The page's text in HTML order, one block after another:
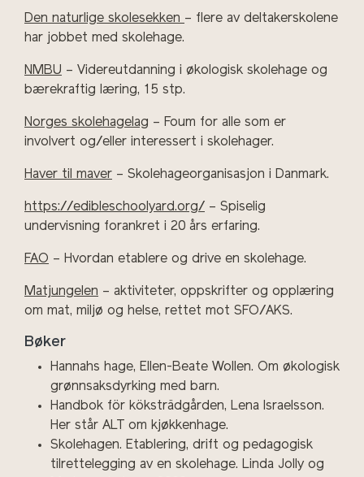
Den naturlige skolesekken – flere av deltakerskolene
har jobbet med skolehage.
NMBU – Videreutdanning i økologisk skolehage og
bærekraftig læring, 15 stp.
Norges skolehagelag – Foum for alle som er
involvert og/eller interessert i skolehager.
Haver til maver – Skolehageorganisasjon i Danmark.
https://edibleschoolyard.org/ – Spiselig
undervisning forankret i 20 års erfaring.
FAO – Hvordan etablere og drive en skolehage.
Matjungelen – aktiviteter, oppskrifter og opplæring
om mat, miljø og helse, rettet mot SFO/AKS.
Bøker
Hannahs hage, Ellen-Beate Wollen. Om økologisk
grønnsaksdyrking med barn.
Handbok för köksträdgården, Lena Israelsson.
Her står ALT om kjøkkenhage.
Skolehagen. Etablering, drift og pedagogisk
tilrettelegging av en skolehage. Linda Jolly og